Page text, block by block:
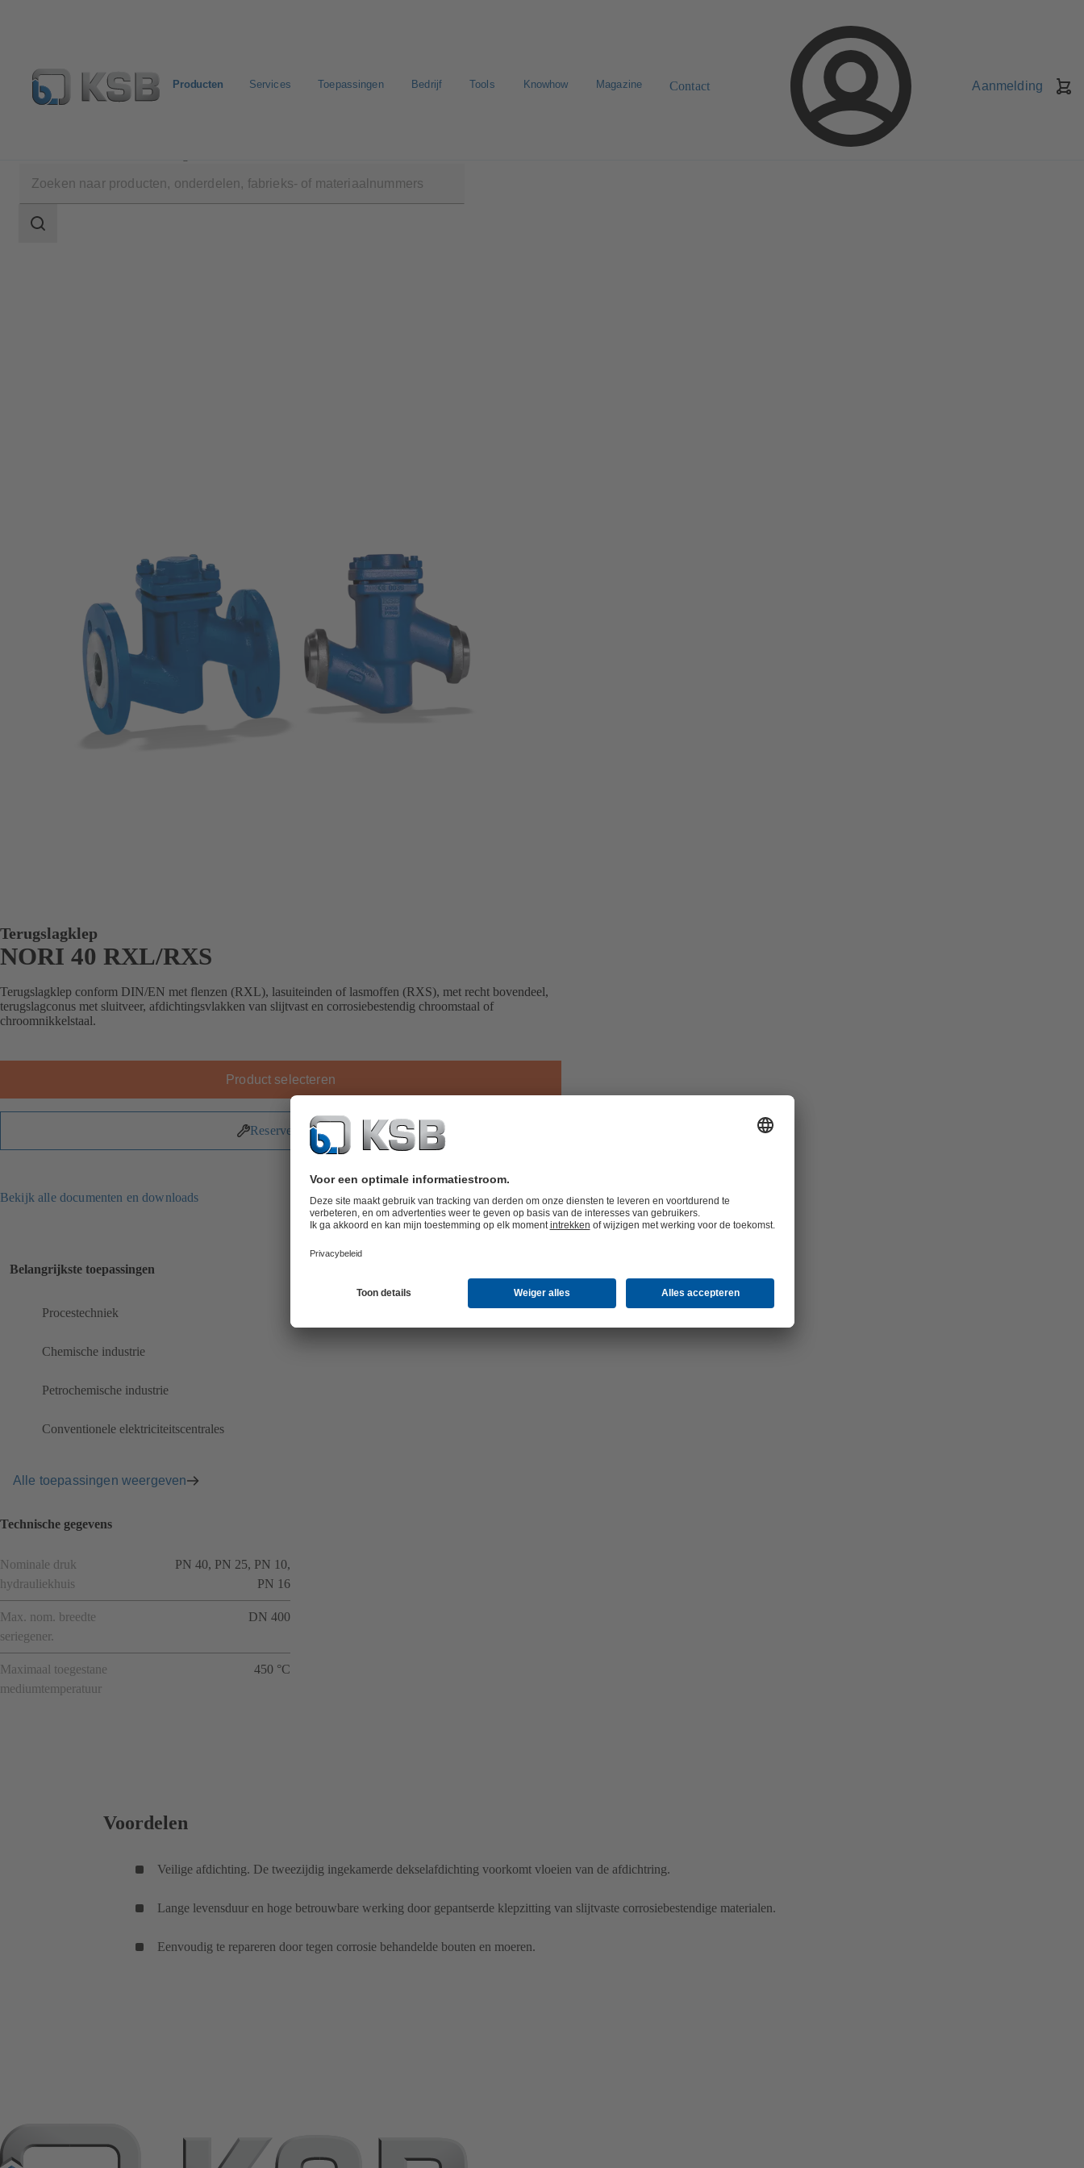
Producten Services Toepassingen Bedrijf Tools Knowhow Magazine Contact Aanmelding
Zoekgebied
Terugslagklep
NORI 40 RXL/RXS
Terugslagklep conform DIN/EN met flenzen (RXL), lasuiteinden of lasmoffen (RXS), met recht bovendeel,
terugslagconus met sluitveer, afdichtingsvlakken van slijtvast en corrosiebestendig chroomstaal of
chroomnikkelstaal.
Product selecteren
Reserveonderdelen
Bekijk alle documenten en downloads
Belangrijkste toepassingen
Procestechniek
Chemische industrie
Petrochemische industrie
Conventionele elektriciteitscentrales
Alle toepassingen weergeven
Technische gegevens
Nominale druk
hydrauliekhuis
PN 40, PN 25, PN 10,
PN 16
Max. nom. breedte
seriegener.
DN 400
Maximaal toegestane
mediumtemperatuur
450 °C
Voordelen
Veilige afdichting. De tweezijdig ingekamerde dekselafdichting voorkomt vloeien van de afdichtring.
Lange levensduur en hoge betrouwbare werking door gepantserde klepzitting van slijtvaste corrosiebestendige materialen.
Eenvoudig te repareren door tegen corrosie behandelde bouten en moeren.